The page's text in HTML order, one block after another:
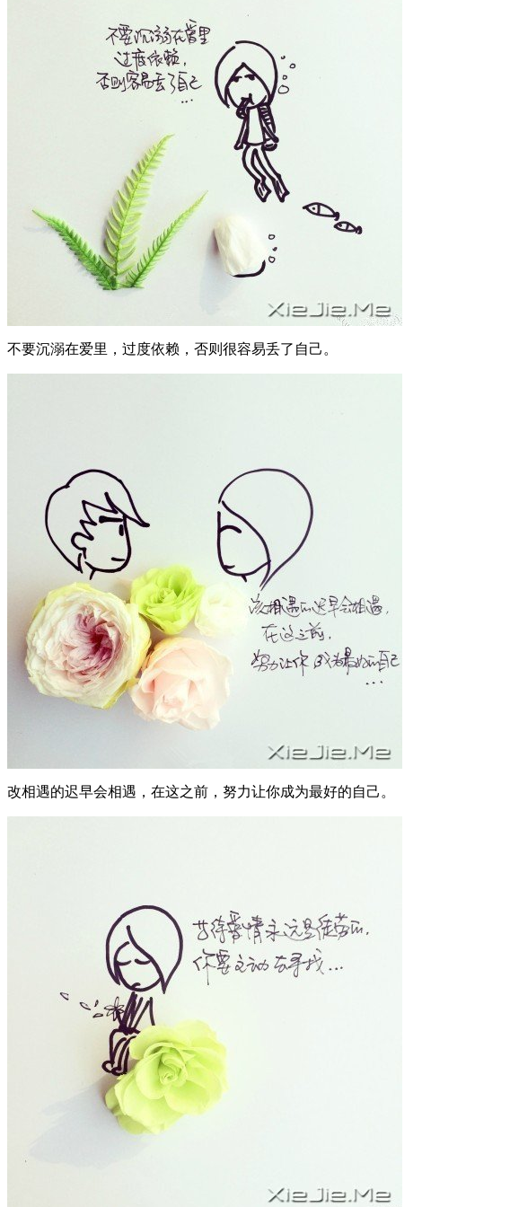
不要沉溺在爱里，过度依赖，否则很容易丢了自己。
改相遇的迟早会相遇，在这之前，努力让你成为最好的自己。